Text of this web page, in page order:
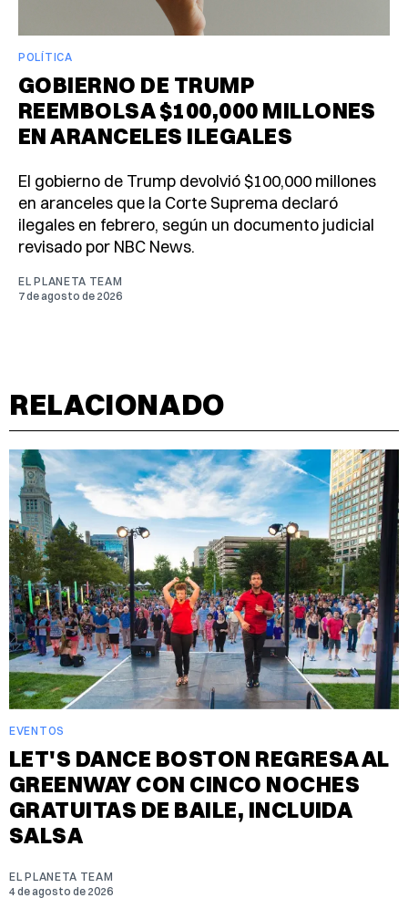
POLÍTICA
GOBIERNO DE TRUMP
REEMBOLSA $100,000 MILLONES
EN ARANCELES ILEGALES
El gobierno de Trump devolvió $100,000 millones
en aranceles que la Corte Suprema declaró
ilegales en febrero, según un documento judicial
revisado por NBC News.
EL PLANETA TEAM
7 de agosto de 2026
RELACIONADO
EVENTOS
LET'S DANCE BOSTON REGRESA AL
GREENWAY CON CINCO NOCHES
GRATUITAS DE BAILE, INCLUIDA
SALSA
EL PLANETA TEAM
4 de agosto de 2026